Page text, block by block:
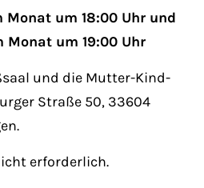
600
um 18:00 Uhr und
um 19:00 Uhr
und die Mutter-Kind-
Straße 50, 33604
erforderlich.